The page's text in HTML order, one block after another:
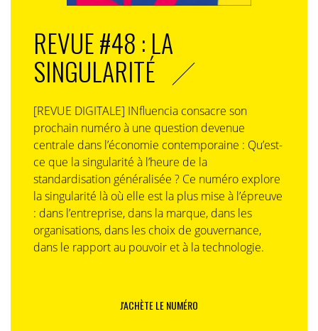
REVUE #48 : LA
SINGULARITÉ
[REVUE DIGITALE] INfluencia consacre son
prochain numéro à une question devenue
centrale dans l’économie contemporaine : Qu’est-
ce que la singularité à l’heure de la
standardisation généralisée ? Ce numéro explore
la singularité là où elle est la plus mise à l’épreuve
: dans l’entreprise, dans la marque, dans les
organisations, dans les choix de gouvernance,
dans le rapport au pouvoir et à la technologie.
J'ACHÈTE LE NUMÉRO